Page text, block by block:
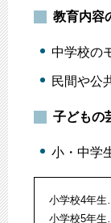
教育内容
中学校の
民間や公
子どもの
小・中学
小学校4年
小学校5年